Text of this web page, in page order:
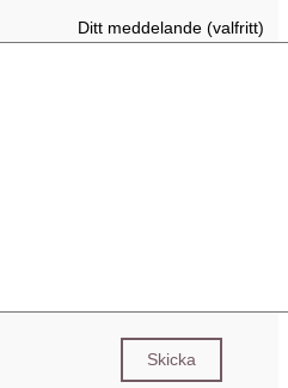
Ditt meddelande (valfritt)